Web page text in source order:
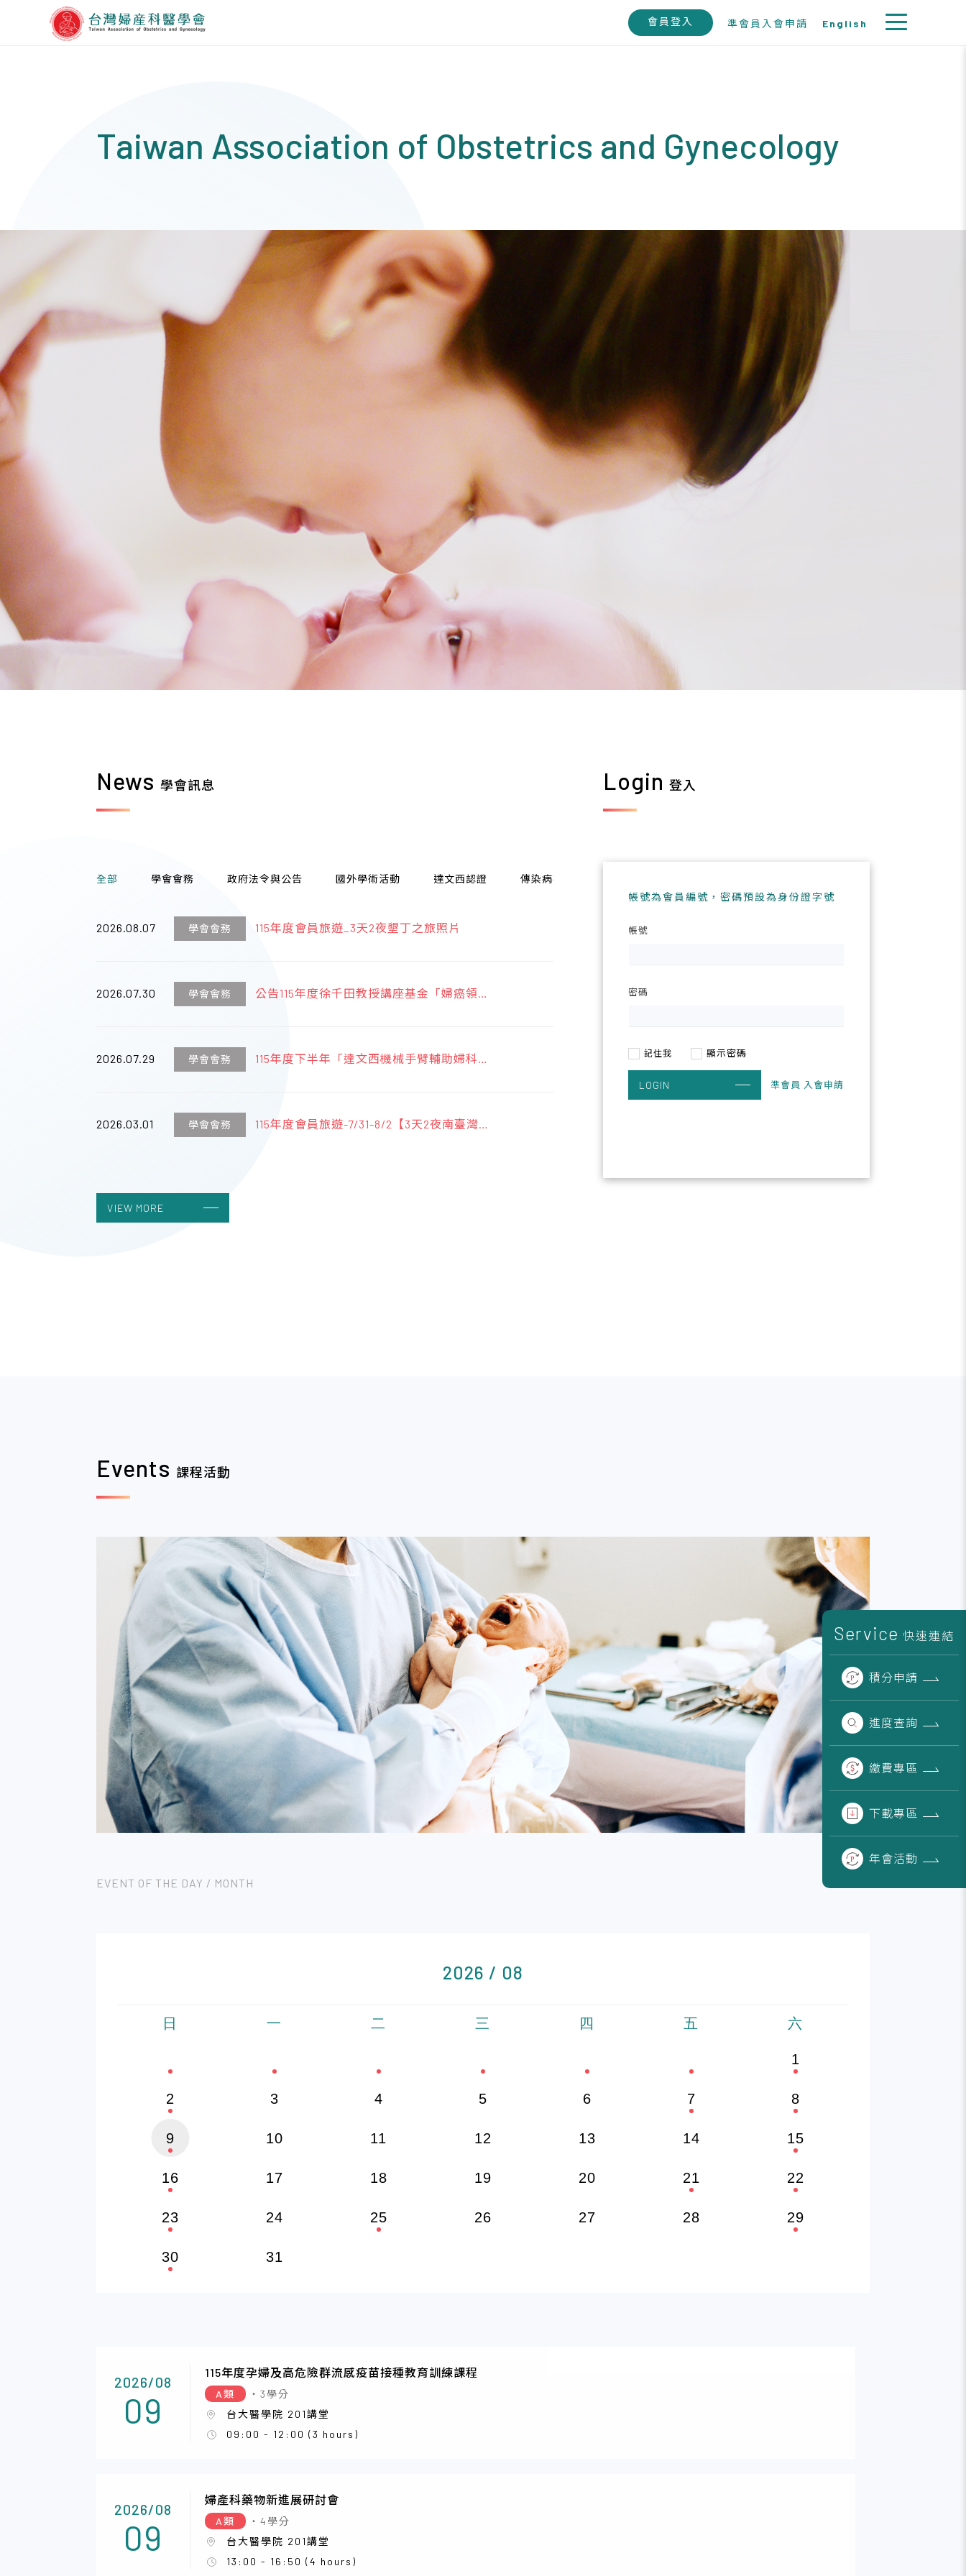
會員登入 準會員入會申請 English
Service 快速連結
積分申請
進度查詢
繳費專區
下載專區
年會活動
Taiwan Association of Obstetrics and Gynecology
News學會訊息
全部 學會會務 政府法令與公告 國外學術活動 達文西認證 傳染病專區
2026.08.07 學會會務 115年度會員旅遊_3天2夜墾丁之旅照片
2026.07.30 學會會務
公告115年度徐千田教授講座基金「婦癌領域
2026.07.29 學會會務
115年度下半年「達文西機械手臂輔助婦科手
2026.03.01 學會會務
115年度會員旅遊-7/31-8/2【3天2夜南臺灣墾
學會會務
VIEW MORE
Login 登入
帳號為會員編號，密碼預設為身份證字號
帳號
密碼
記住我 顯示密碼
LOGIN 準會員 入會申請
Events 課程活動
EVENT OF THE DAY / MONTH
2026/08
09
115年度孕婦及高危險群流感疫苗接種教育訓練課程
A類
・3學分
台大醫學院 201講堂
09:00 - 12:00 (3 hours)
2026/08
09
婦產科藥物新進展研討會
A類
・4學分
台大醫學院 201講堂
13:00 - 16:50 (4 hours)
2026 / 08
日 一 二 三 四 五 六
1
2 3 4 5 6 7 8
9 10 11 12 13 14 15
16 17 18 19 20 21 22
23 24 25 26 27 28 29
30 31